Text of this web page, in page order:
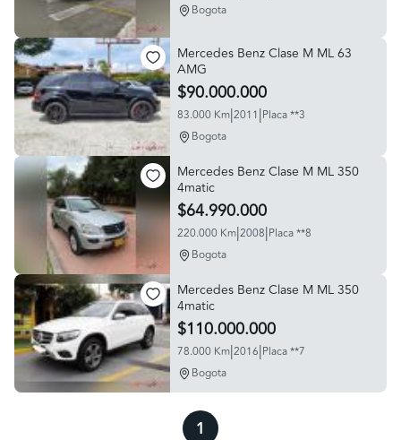
Bogota
Mercedes Benz Clase M ML 63
AMG
$90.000.000
83.000 Km|2011|Placa **3
Bogota
Mercedes Benz Clase M ML 350
4matic
$64.990.000
220.000 Km|2008|Placa **8
Bogota
Mercedes Benz Clase M ML 350
4matic
$110.000.000
78.000 Km|2016|Placa **7
Bogota
1